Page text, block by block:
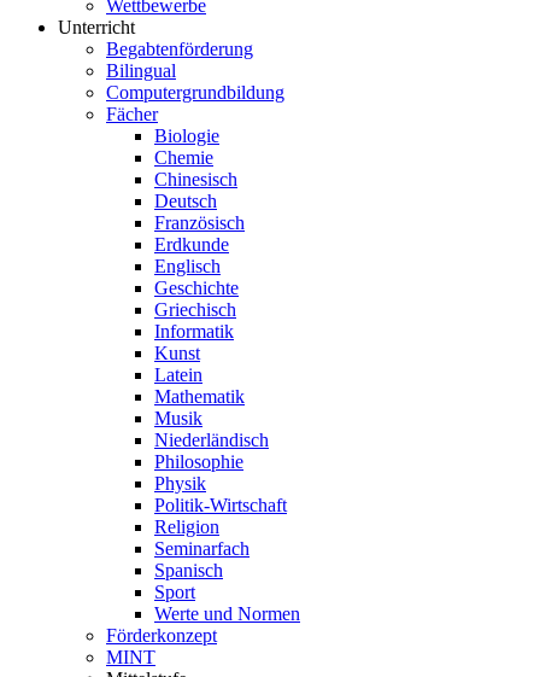
Wettbewerbe
Unterricht
Begabtenförderung
Bilingual
Computergrundbildung
Fächer
Biologie
Chemie
Chinesisch
Deutsch
Französisch
Erdkunde
Englisch
Geschichte
Griechisch
Informatik
Kunst
Latein
Mathematik
Musik
Niederländisch
Philosophie
Physik
Politik-Wirtschaft
Religion
Seminarfach
Spanisch
Sport
Werte und Normen
Förderkonzept
MINT